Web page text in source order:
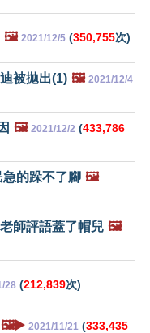
🖼️ 2021/12/5 (350,755次)
被拋出(1) 🖼️ 2021/12/4
🖼️ 2021/12/2 (433,786
的跺不了腳 🖼️
師評語蓋了帽兒 🖼️
28 (212,839次)
🖼️▶️ 2021/11/21 (333,435